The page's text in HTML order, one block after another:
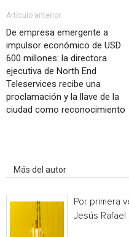
Artículo anterior
De empresa emergente a
impulsor económico de USD
600 millones: la directora
ejecutiva de North End
Teleservices recibe una
proclamación y la llave de la
ciudad como reconocimiento
Más del autor
Por primera
Jesús